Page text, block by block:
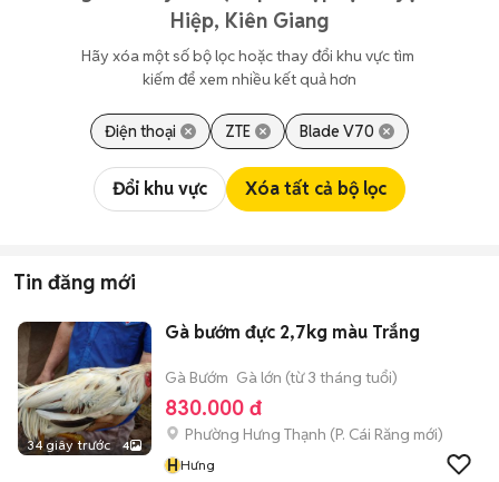
Hiệp, Kiên Giang
Hãy xóa một số bộ lọc hoặc thay đổi khu vực tìm
kiếm để xem nhiều kết quả hơn
Điện thoại ZTE Blade V70
Đổi khu vực Xóa tất cả bộ lọc
Tin đăng mới
34 giây trước 4
Gà bướm đực 2,7kg màu Trắng
Gà Bướm Gà lớn (từ 3 tháng tuổi)
830.000 đ
Phường Hưng Thạnh (P. Cái Răng mới)
HHưng